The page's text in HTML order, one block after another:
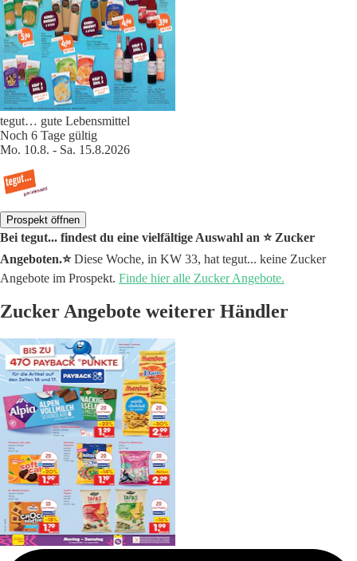
tegut… gute Lebensmittel
Noch 6 Tage gültig
Mo. 10.8. - Sa. 15.8.2026
Prospekt öffnen
Bei tegut... findest du eine vielfältige Auswahl an ⭐️ Zucker
Angeboten.⭐️Diese Woche, in KW 33, hat tegut... keine Zucker
Angebote im Prospekt. Finde hier alle Zucker Angebote.
Zucker Angebote weiterer Händler